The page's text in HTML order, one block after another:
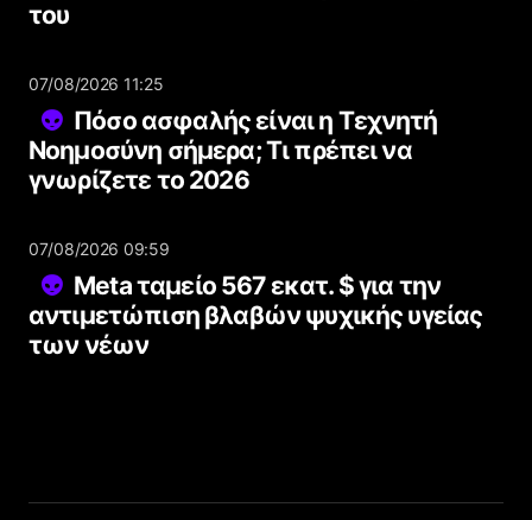
του
07/08/2026 11:25
Πόσο ασφαλής είναι η Τεχνητή
Νοημοσύνη σήμερα; Τι πρέπει να
γνωρίζετε το 2026
07/08/2026 09:59
Meta ταμείο 567 εκατ. $ για την
αντιμετώπιση βλαβών ψυχικής υγείας
των νέων